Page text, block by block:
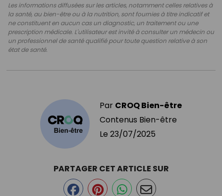
Les informations diffusées sur les articles, notamment celles relatives à
la santé, au bien-être ou à la nutrition, sont fournies à titre indicatif et
ne constituent en aucun cas un diagnostic, un traitement ou une
prescription médicale. L'utilisateur est invité à consulter un médecin ou
un professionnel de santé qualifié pour toute question relative à son
état de santé.
Par CROQ Bien-être
Contenus Bien-être
Le 23/07/2025
PARTAGER CET ARTICLE SUR